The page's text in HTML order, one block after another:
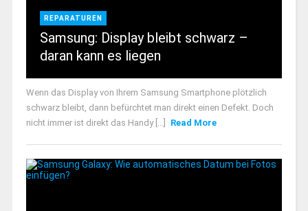
REPARATUREN
Samsung: Display bleibt schwarz –
daran kann es liegen
Wenn das Display von Ihrem Samsung Smartphone plötzlich
schwarz bleibt, dann befürchtet man direkt einen Defekt. Doch
nicht immer ist direkt das Handy [...]
Read More